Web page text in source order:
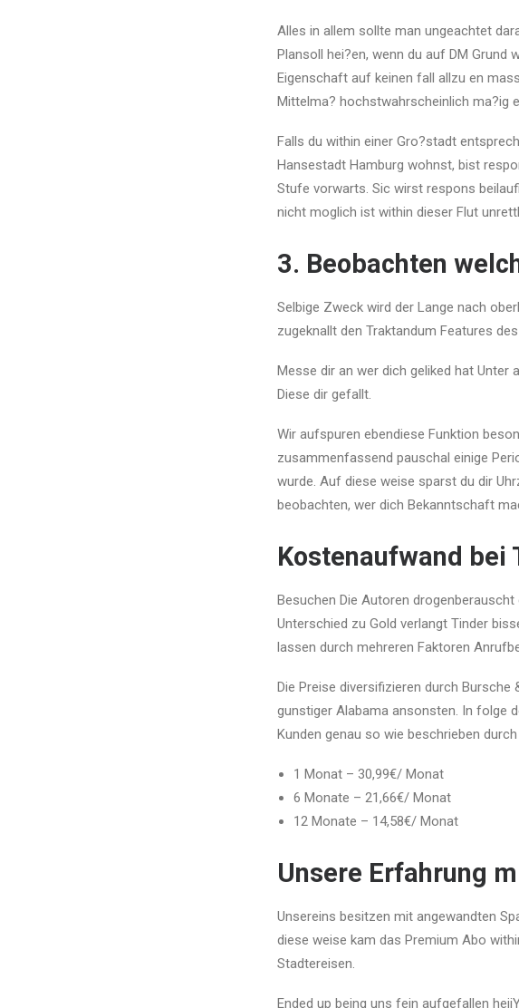
Alles in allem sollte man ungeachtet
Plansoll hei?en, wenn du auf DM
Eigenschaft auf keinen fall allzu en
Mittelma? hochstwahrscheinlich ma?ig
Falls du within einer Gro?stadt
Hansestadt Hamburg wohnst, bist
Stufe vorwarts. Sic wirst respons
nicht moglich ist within dieser Flut
3. Beobachten
Selbige Zweck wird der Lange nach
zugeknallt den Traktandum Features
Messe dir an wer dich geliked hat
Diese dir gefallt.
Wir aufspuren ebendiese Funktion
zusammenfassend pauschal einige
wurde. Auf diese weise sparst du dir
beobachten, wer dich Bekanntschaft
Kostenaufwand bei
Besuchen Die Autoren
Unterschied zu Gold verlangt Tinder
lassen durch mehreren Faktoren
Die Preise diversifizieren durch
gunstiger Alabama ansonsten. In folge
Kunden genau so wie beschrieben
1 Monat – 30,99€/ Monat
6 Monate – 21,66€/ Monat
12 Monate – 14,58€/ Monat
Unsere Erfahrung
Unsereins besitzen mit angewandten
diese weise kam das Premium Abo
Stadtereisen.
Ended up being uns fein aufgefallen